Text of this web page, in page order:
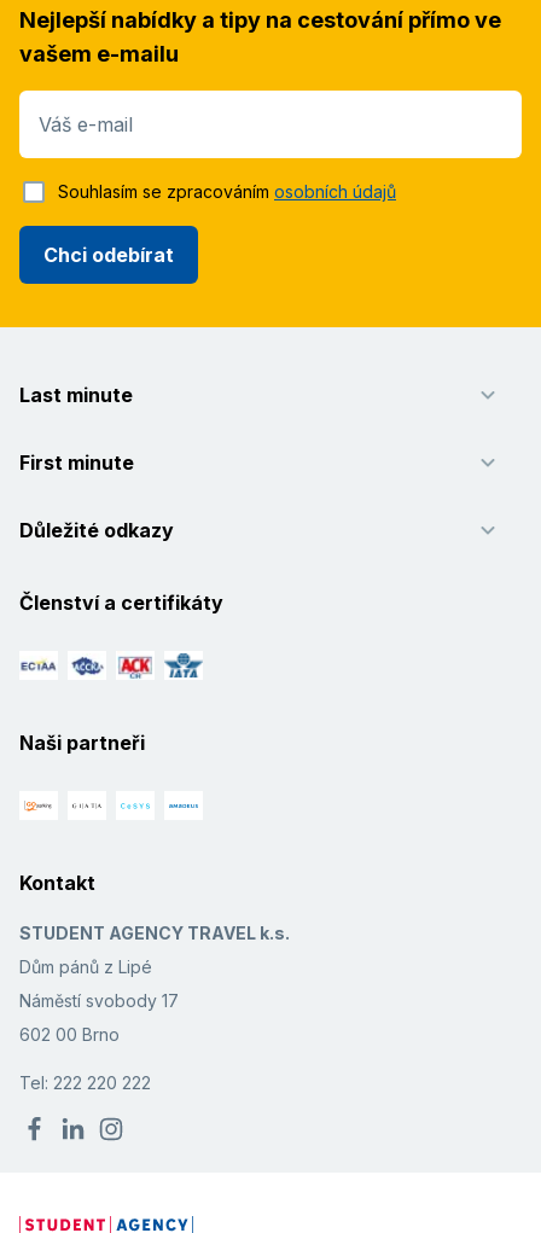
Nejlepší nabídky a tipy na cestování přímo ve
vašem e-mailu
Váš e-mail
Chci odebírat
Souhlasím se zpracováním osobních údajů
Last minute
First minute
Důležité odkazy
Členství a certifikáty
Naši partneři
Kontakt
STUDENT AGENCY TRAVEL k.s.
Dům pánů z Lipé
Náměstí svobody 17
602 00 Brno
Tel: 222 220 222